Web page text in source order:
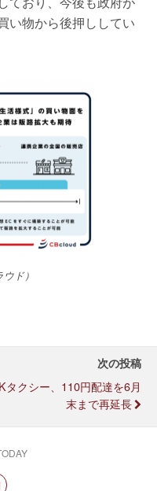
い物から後押ししてい
ド）
次の投稿
タクシー、110円配達を6月
末まで再延長